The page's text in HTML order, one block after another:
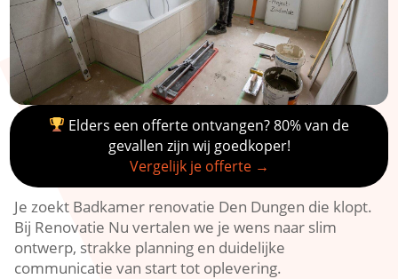
Elders een offerte ontvangen? 80% van de
gevallen zijn wij goedkoper!
Vergelijk je offerte →
Je zoekt Badkamer renovatie Den Dungen die klopt.​
Bij Renovatie Nu vertalen we je wens naar slim
ontwerp, strakke planning en duidelijke
communicatie van start tot oplevering.​